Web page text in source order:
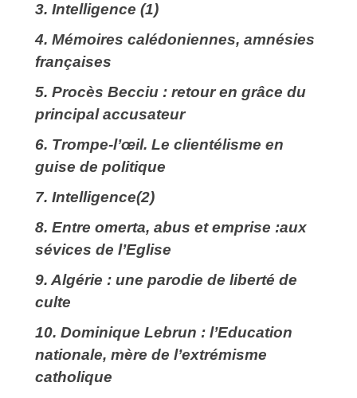
3. Intelligence (1)
4. Mémoires calédoniennes, amnésies
françaises
5. Procès Becciu : retour en grâce du
principal accusateur
6. Trompe-l’œil. Le clientélisme en
guise de politique
7. Intelligence(2)
8. Entre omerta, abus et emprise :aux
sévices de l’Eglise
9. Algérie : une parodie de liberté de
culte
10. Dominique Lebrun : l’Education
nationale, mère de l’extrémisme
catholique